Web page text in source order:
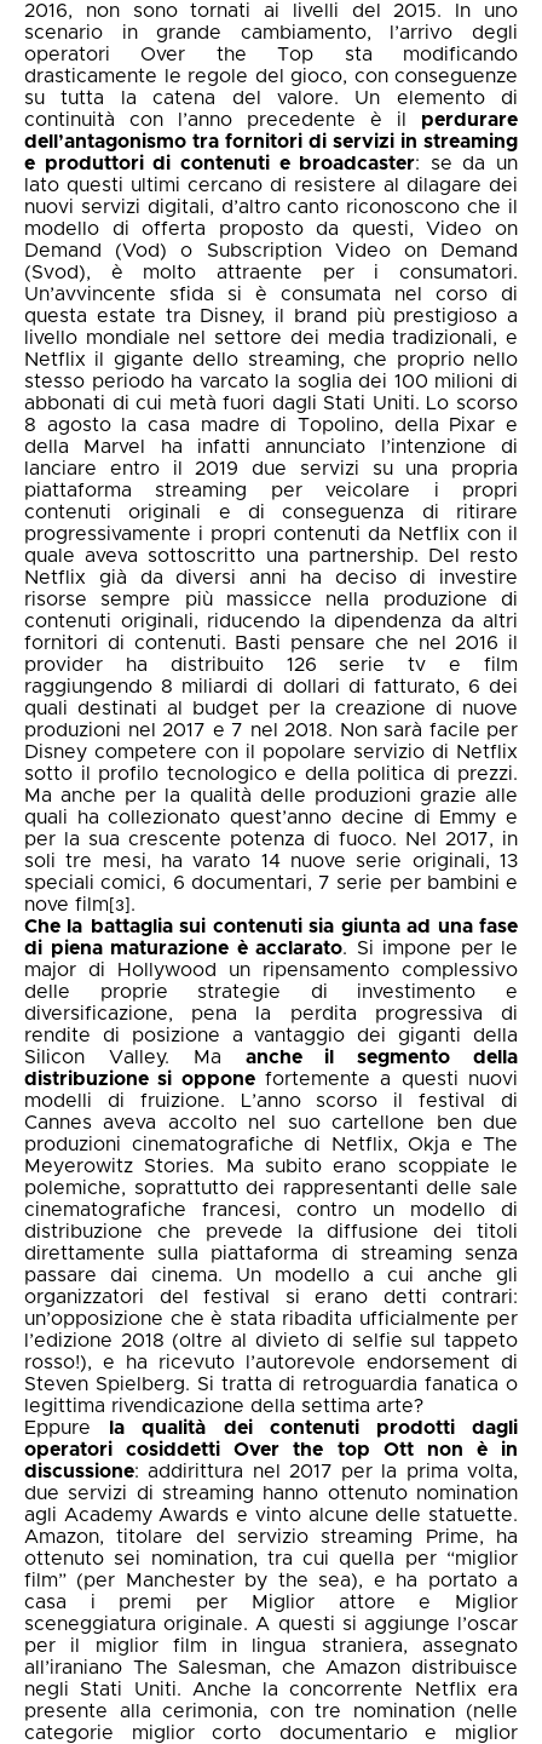
2016, non sono tornati ai livelli del 2015. In uno
scenario in grande cambiamento, l’arrivo degli
operatori Over the Top sta modificando
drasticamente le regole del gioco, con conseguenze
su tutta la catena del valore. Un elemento di
continuità con l’anno precedente è il perdurare
dell’antagonismo tra fornitori di servizi in streaming
e produttori di contenuti e broadcaster: se da un
lato questi ultimi cercano di resistere al dilagare dei
nuovi servizi digitali, d’altro canto riconoscono che il
modello di offerta proposto da questi, Video on
Demand (Vod) o Subscription Video on Demand
(Svod), è molto attraente per i consumatori.
Un’avvincente sfida si è consumata nel corso di
questa estate tra Disney, il brand più prestigioso a
livello mondiale nel settore dei media tradizionali, e
Netflix il gigante dello streaming, che proprio nello
stesso periodo ha varcato la soglia dei 100 milioni di
abbonati di cui metà fuori dagli Stati Uniti. Lo scorso
8 agosto la casa madre di Topolino, della Pixar e
della Marvel ha infatti annunciato l’intenzione di
lanciare entro il 2019 due servizi su una propria
piattaforma streaming per veicolare i propri
contenuti originali e di conseguenza di ritirare
progressivamente i propri contenuti da Netflix con il
quale aveva sottoscritto una partnership. Del resto
Netflix già da diversi anni ha deciso di investire
risorse sempre più massicce nella produzione di
contenuti originali, riducendo la dipendenza da altri
fornitori di contenuti. Basti pensare che nel 2016 il
provider ha distribuito 126 serie tv e film
raggiungendo 8 miliardi di dollari di fatturato, 6 dei
quali destinati al budget per la creazione di nuove
produzioni nel 2017 e 7 nel 2018. Non sarà facile per
Disney competere con il popolare servizio di Netflix
sotto il profilo tecnologico e della politica di prezzi.
Ma anche per la qualità delle produzioni grazie alle
quali ha collezionato quest’anno decine di Emmy e
per la sua crescente potenza di fuoco. Nel 2017, in
soli tre mesi, ha varato 14 nuove serie originali, 13
speciali comici, 6 documentari, 7 serie per bambini e
nove film [3] .
Che la
battaglia sui contenuti sia giunta ad una fase
di piena maturazione è acclarato. Si impone per le
major di Hollywood un ripensamento complessivo
delle proprie strategie di investimento e
diversificazione, pena la perdita progressiva di
rendite di posizione a vantaggio dei giganti della
Silicon Valley. Ma anche il segmento della
distribuzione si opponefortemente a questi nuovi
modelli di fruizione. L’anno scorso il
festival di
Cannes aveva accolto nel suo cartellone ben due
produzioni cinematografiche di
Netflix, Okja e The
Meyerowitz Stories. Ma subito erano scoppiate le
polemiche, soprattutto dei rappresentanti delle sale
cinematografiche francesi, contro un modello di
distribuzione che prevede la diffusione dei titoli
direttamente sulla piattaforma di streaming senza
passare dai cinema. Un modello a cui anche gli
organizzatori del festival si erano detti contrari:
un’opposizione che è stata ribadita ufficialmente per
l’edizione 2018 (oltre al divieto di selfie sul tappeto
rosso!), e ha ricevuto l’autorevole endorsement di
Steven Spielberg. Si tratta di retroguardia fanatica o
legittima rivendicazione della settima arte?
Eppure
la qualità dei contenuti prodotti dagli
operatori cosiddetti Over the top Ott non è in
discussione: addirittura nel 2017 per la prima volta,
due servizi di streaming hanno ottenuto nomination
agli Academy Awards e vinto alcune delle statuette.
Amazon, titolare del servizio streaming Prime, ha
ottenuto sei nomination, tra cui quella per “miglior
film” (per Manchester by the sea), e ha portato a
casa i premi per Miglior attore e Miglior
sceneggiatura originale. A questi si aggiunge l’oscar
per il miglior film in lingua straniera, assegnato
all’iraniano The Salesman, che Amazon distribuisce
negli Stati Uniti. Anche la concorrente Netflix era
presente alla cerimonia, con tre nomination (nelle
categorie miglior corto documentario e miglior